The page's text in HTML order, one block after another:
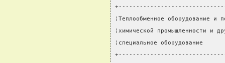
¦Теплообменное
¦химической
¦специальное